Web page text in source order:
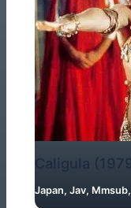
Japan,Jav, Mmsub,